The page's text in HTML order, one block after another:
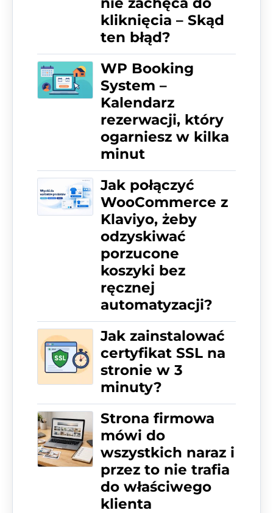
kliknięcia – Skąd
ten błąd?
WP Booking
System –
Kalendarz
rezerwacji, który
ogarniesz w kilka
minut
Jak połączyć
WooCommerce z
Klaviyo, żeby
odzyskiwać
porzucone
koszyki bez
ręcznej
automatyzacji?
Jak zainstalować
certyfikat SSL na
stronie w 3
minuty?
Strona firmowa
mówi do
wszystkich naraz i
przez to nie trafia
do właściwego
klienta